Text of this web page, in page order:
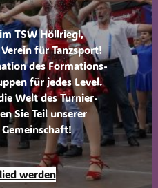
TSW Höllriegl,
für Tanzsport!
des Formations-
für jedes Level.
Welt des Turnier-
Sie Teil unserer
werden